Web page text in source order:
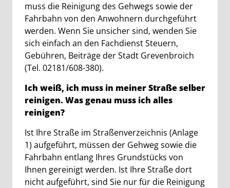
muss die Reinigung des Gehwegs sowie der
Fahrbahn von den Anwohnern durchgeführt
werden. Wenn Sie unsicher sind, wenden Sie
sich einfach an den Fachdienst Steuern,
Gebühren, Beiträge der Stadt Grevenbroich
(Tel. 02181/608-380).
Ich weiß, ich muss in meiner Straße selber
reinigen. Was genau muss ich alles
reinigen?
Ist Ihre Straße im Straßenverzeichnis (Anlage
1) aufgeführt, müssen der Gehweg sowie die
Fahrbahn entlang Ihres Grundstücks von
Ihnen gereinigt werden. Ist Ihre Straße dort
nicht aufgeführt, sind Sie nur für die Reinigung